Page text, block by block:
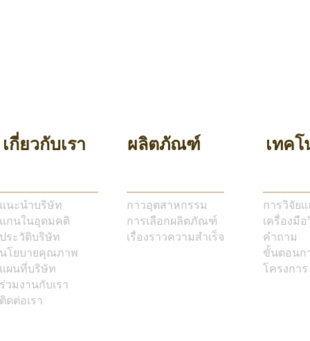
เกี่ยวกับเรา ผลิตภัณฑ์ เทค
แนะนำบริษัท
แกนในอุดมคติ
ประวัติบริษัท
นโยบายคุณภาพ
แผนที่บริษัท
ร่วมงานกับเรา
ติดต่อเรา
กาวอุตสาหกรรม
การเลือกผลิตภัณฑ์
เรื่องราวความสำเร็จ
การวิจัย
เครื่องมื
คำถาม
ขั้นตอนก
โครงการ